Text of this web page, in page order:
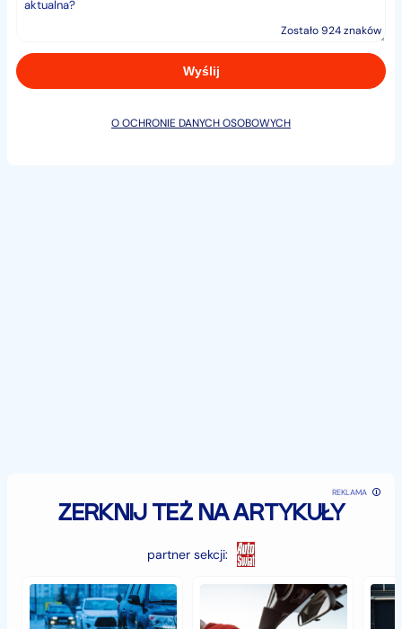
Zostało 924 znaków
O OCHRONIE DANYCH OSOBOWYCH
ZERKNIJ TEŻ NA ARTYKUŁY
REKLAMA
partner sekcji:
Jak
zabezpieczyć
samochód
Samochód
cabrio
czyli